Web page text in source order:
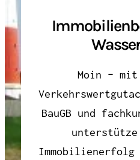
Moin –
BauGB und
Immobilienerfolg